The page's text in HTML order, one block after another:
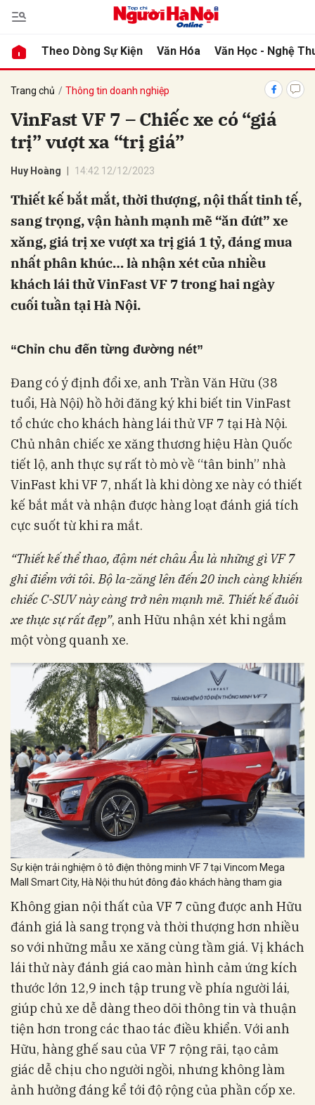
Theo Dòng Sự Kiện Văn Hóa Văn Học - Nghệ
Trang chủ Thông tin doanh nghiệp
VinFast VF 7 – Chiếc xe có “giá
trị” vượt xa “trị giá”
Huy Hoàng 14:42 12/12/2023
Thiết kế bắt mắt, thời thượng, nội thất tinh tế,
sang trọng, vận hành mạnh mẽ “ăn đứt” xe
xăng, giá trị xe vượt xa trị giá 1 tỷ, đáng mua
nhất phân khúc… là nhận xét của nhiều
khách lái thử VinFast VF 7 trong hai ngày
cuối tuần tại Hà Nội.
“Chỉn chu đến từng đường nét”
Đang có ý định đổi xe, anh Trần Văn Hữu (38
tuổi, Hà Nội) hồ hởi đăng ký khi biết tin VinFast
tổ chức cho khách hàng lái thử VF 7 tại Hà Nội.
Chủ nhân chiếc xe xăng thương hiệu Hàn Quốc
tiết lộ, anh thực sự rất tò mò về “tân binh” nhà
VinFast khi VF 7, nhất là khi dòng xe này có thiết
kế bắt mắt và nhận được hàng loạt đánh giá tích
cực suốt từ khi ra mắt.
“Thiết kế thể thao, đậm nét châu Âu là những gì VF 7
ghi điểm với tôi. Bộ la-zăng lên đến 20 inch càng khiến
chiếc C-SUV này càng trở nên mạnh mẽ. Thiết kế đuôi
xe thực sự rất đẹp”, anh Hữu nhận xét khi ngắm
một vòng quanh xe.
Sự kiện trải nghiệm ô tô điện thông minh VF 7 tại Vincom Mega
Mall Smart City, Hà Nội thu hút đông đảo khách hàng tham gia
Không gian nội thất của VF 7 cũng được anh Hữu
đánh giá là sang trọng và thời thượng hơn nhiều
so với những mẫu xe xăng cùng tầm giá. Vị khách
lái thử này đánh giá cao màn hình cảm ứng kích
thước lớn 12,9 inch tập trung về phía người lái,
giúp chủ xe dễ dàng theo dõi thông tin và thuận
tiện hơn trong các thao tác điều khiển. Với anh
Hữu, hàng ghế sau của VF 7 rộng rãi, tạo cảm
giác dễ chịu cho người ngồi, nhưng không làm
ảnh hưởng đáng kể tới độ rộng của phần cốp xe.
luận
Hủy